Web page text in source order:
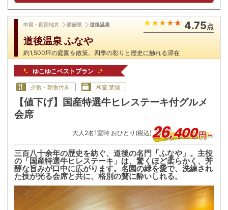
中国・四国地方 愛媛県 道後温泉 4.75点
道後温泉 ふなや
約1,500坪の庭園を散策。四季の彩りと歴史に触れる滞在
ゆこゆこベストプラン
夕食・朝食付き 和室:禁煙
【値下げ】国産特選牛ヒレステーキ付グルメ
会席
大人 2名1室時 おひとり(税込)26,400円～
三百八十余年の歴史を紡ぐ、道後の名門「ふなや」。主役
の「国産特選牛ヒレステーキ」は、驚くほど柔らかく、芳
醇な旨みが口中に広がります。名園の緑を愛で、洗練され
た技が光る会席と共に、格別の贅に酔いしれる。